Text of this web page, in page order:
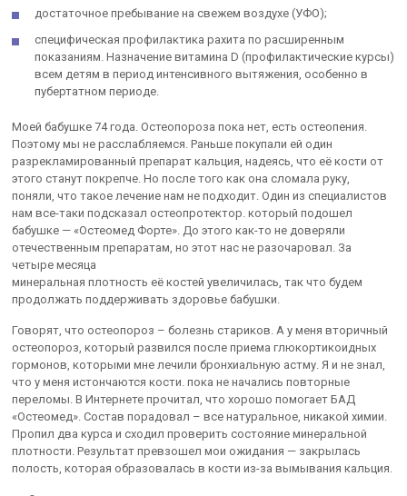
достаточное пребывание на свежем воздухе (УФО);
специфическая профилактика рахита по расширенным
показаниям. Назначение витамина D (профилактические курсы)
всем детям в период интенсивного вытяжения, особенно в
пубертатном периоде.
Моей бабушке 74 года. Остеопороза пока нет, есть остеопения.
Поэтому мы не расслабляемся. Раньше покупали ей один
разрекламированный препарат кальция, надеясь, что её кости от
этого станут покрепче. Но после того как она сломала руку,
поняли, что такое лечение нам не подходит. Один из специалистов
нам все-таки подсказал остеопротектор. который подошел
бабушке — «Остеомед Форте». До этого как-то не доверяли
отечественным препаратам, но этот нас не разочаровал. За
четыре месяца
минеральная плотность её костей увеличилась, так что будем
продолжать поддерживать здоровье бабушки.
Говорят, что остеопороз – болезнь стариков. А у меня вторичный
остеопороз, который развился после приема глюкортикоидных
гормонов, которыми мне лечили бронхиальную астму. Я и не знал,
что у меня истончаются кости. пока не начались повторные
переломы. В Интернете прочитал, что хорошо помогает БАД
«Остеомед». Состав порадовал – все натуральное, никакой химии.
Пропил два курса и сходил проверить состояние минеральной
плотности. Результат превзошел мои ожидания — закрылась
полость, которая образовалась в кости из-за вымывания кальция.